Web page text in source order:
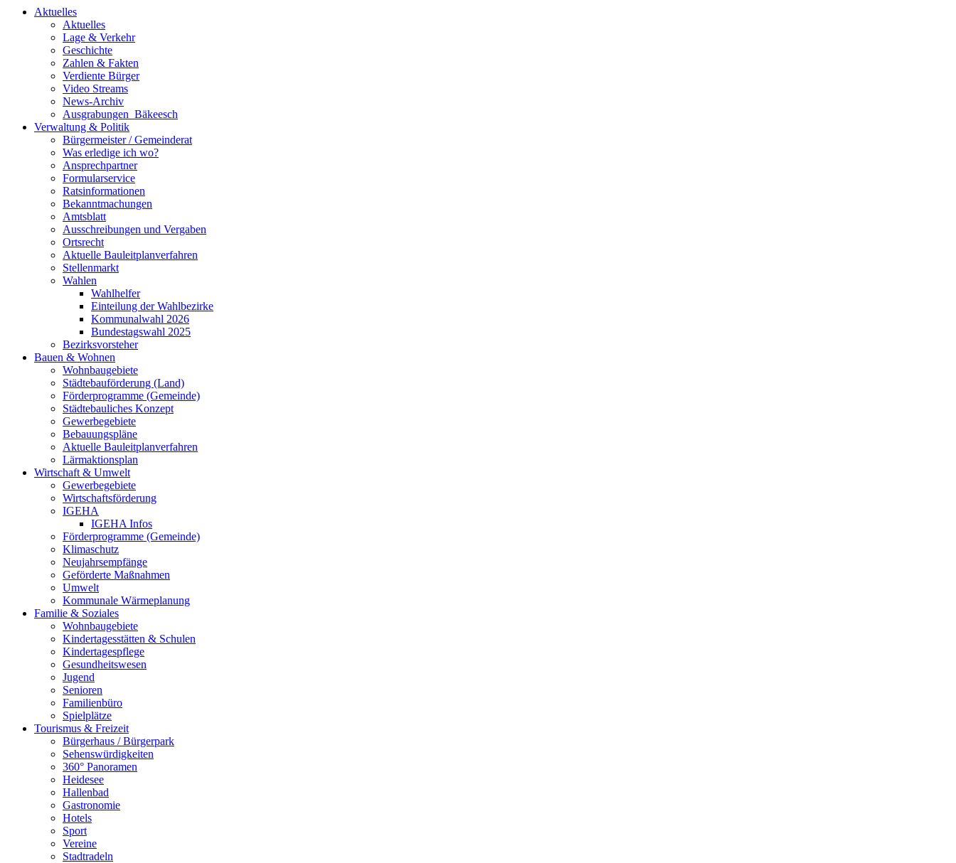
Aktuelles
Aktuelles
Lage & Verkehr
Geschichte
Zahlen & Fakten
Verdiente Bürger
Video Streams
News-Archiv
Ausgrabungen_Bäkeesch
Verwaltung & Politik
Bürgermeister / Gemeinderat
Was erledige ich wo?
Ansprechpartner
Formularservice
Ratsinformationen
Bekanntmachungen
Amtsblatt
Ausschreibungen und Vergaben
Ortsrecht
Aktuelle Bauleitplanverfahren
Stellenmarkt
Wahlen
Wahlhelfer
Einteilung der Wahlbezirke
Kommunalwahl 2026
Bundestagswahl 2025
Bezirksvorsteher
Bauen & Wohnen
Wohnbaugebiete
Städtebauförderung (Land)
Förderprogramme (Gemeinde)
Städtebauliches Konzept
Gewerbegebiete
Bebauungspläne
Aktuelle Bauleitplanverfahren
Lärmaktionsplan
Wirtschaft & Umwelt
Gewerbegebiete
Wirtschaftsförderung
IGEHA
IGEHA Infos
Förderprogramme (Gemeinde)
Klimaschutz
Neujahrsempfänge
Geförderte Maßnahmen
Umwelt
Kommunale Wärmeplanung
Familie & Soziales
Wohnbaugebiete
Kindertagesstätten & Schulen
Kindertagespflege
Gesundheitswesen
Jugend
Senioren
Familienbüro
Spielplätze
Tourismus & Freizeit
Bürgerhaus / Bürgerpark
Sehenswürdigkeiten
360° Panoramen
Heidesee
Hallenbad
Gastronomie
Hotels
Sport
Vereine
Stadtradeln